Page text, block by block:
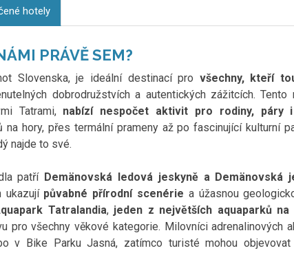
hotely
PRÁVĚ SEM?
Slovenska, je ideální destinací pro všechny, kteří
dobrodružstvích a autentických zážitcích. Tento
Tatrami, nabízí nespočet aktivit pro rodiny, páry
na hory, přes termální prameny až po fascinující kulturní
najde to své.
patří Demänovská ledová jeskyně a Demänovská
ukazují půvabné přírodní scenérie a úžasnou
Tatralandia, jeden z největších aquaparků na
pro všechny věkové kategorie. Milovníci adrenalinových
v Bike Parku Jasná, zatímco turisté mohou